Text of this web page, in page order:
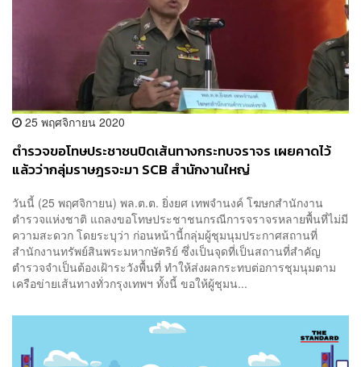
25 พฤศจิกายน 2020
ตำรวจขอโทษประชาชนปิดเส้นทางกระทบจราจร เผยคาดไว้
แล้วว่ากลุ่มราษฎรจะมา SCB สำนักงานใหญ่
วันนี้ (25 พฤศจิกายน) พล.ต.ต. ยิ่งยศ เทพจำนงค์ โฆษกสำนักงาน
ตำรวจแห่งชาติ แถลงขอโทษประชาชนกรณีการจราจรหลายพื้นที่ไม่มี
ความสะดวก โดยระบุว่า ก่อนหน้านี้กลุ่มผู้ชุมนุมประกาศสถานที่
สำนักงานทรัพย์สินพระมหากษัตริย์ ซึ่งเป็นจุดที่เป็นสถานที่สำคัญ
ตำรวจจำเป็นต้องเฝ้าระวังพื้นที่ ทำให้ส่งผลกระทบต่อการชุมนุมตาม
เครือข่ายเส้นทางทั่วกรุงเทพฯ ทั้งนี้ ขอให้ผู้ชุมน...